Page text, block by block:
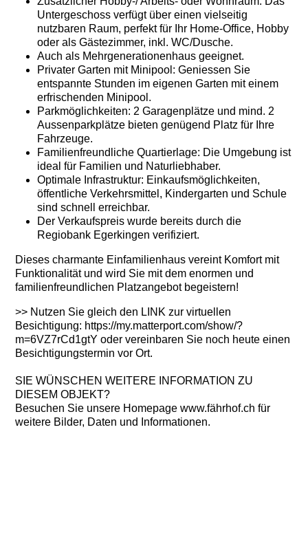
Untergeschoss verfügt über einen vielseitig
nutzbaren Raum, perfekt für Ihr Home-Office, Hobby
oder als Gästezimmer, inkl. WC/Dusche.
Auch als Mehrgenerationenhaus geeignet.
Privater Garten mit Minipool: Geniessen Sie
entspannte Stunden im eigenen Garten mit einem
erfrischenden Minipool.
Parkmöglichkeiten: 2 Garagenplätze und mind. 2
Aussenparkplätze bieten genügend Platz für Ihre
Fahrzeuge.
Familienfreundliche Quartierlage: Die Umgebung ist
ideal für Familien und Naturliebhaber.
Optimale Infrastruktur: Einkaufsmöglichkeiten,
öffentliche Verkehrsmittel, Kindergarten und Schule
sind schnell erreichbar.
Der Verkaufspreis wurde bereits durch die
Regiobank Egerkingen verifiziert.
Dieses charmante Einfamilienhaus vereint Komfort mit
Funktionalität und wird Sie mit dem enormen und
familienfreundlichen Platzangebot begeistern!
>> Nutzen Sie gleich den LINK zur virtuellen
Besichtigung: https://my.matterport.com/show/?
m=6VZ7rCd1gtY oder vereinbaren Sie noch heute einen
Besichtigungstermin vor Ort.
SIE WÜNSCHEN WEITERE INFORMATION ZU
DIESEM OBJEKT?
Besuchen Sie unsere Homepage www.fährhof.ch für
weitere Bilder, Daten und Informationen.